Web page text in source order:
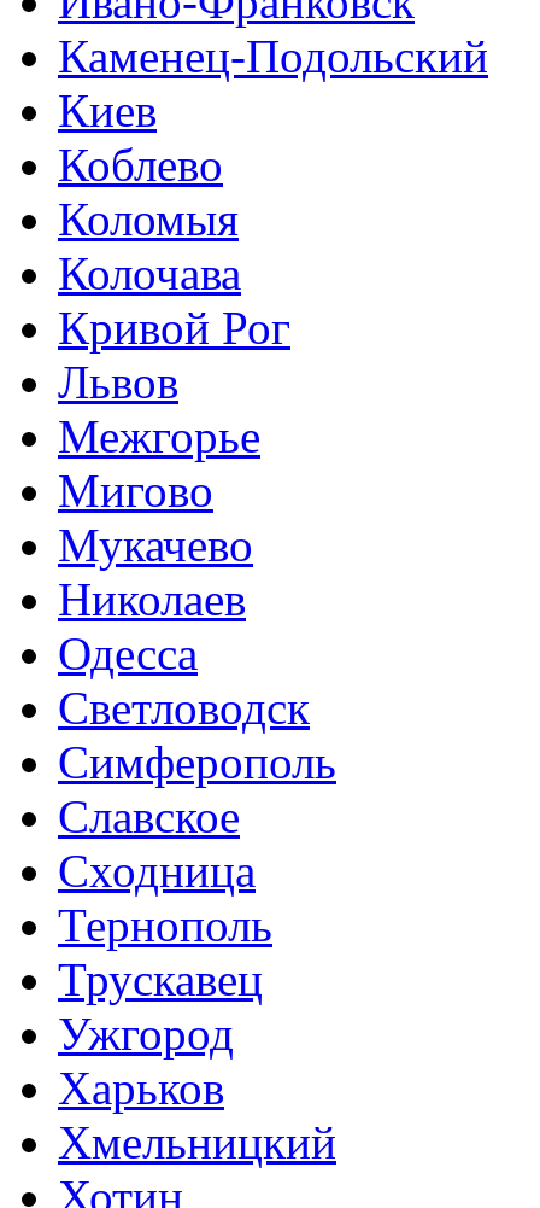
Каменец-Подольский
Киев
Коблево
Коломыя
Колочава
Кривой Рог
Львов
Межгорье
Мигово
Мукачево
Николаев
Одесса
Светловодск
Симферополь
Славское
Сходница
Тернополь
Трускавец
Ужгород
Харьков
Хмельницкий
Хотин